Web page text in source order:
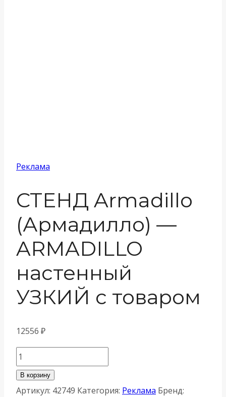
Реклама
СТЕНД Armadillo
(Армадилло) —
ARMADILLO
настенный
УЗКИЙ с товаром
12556 ₽
Количество
товара
СТЕНД
В корзину
Артикул: 42749 Категория: Реклама Бренд: